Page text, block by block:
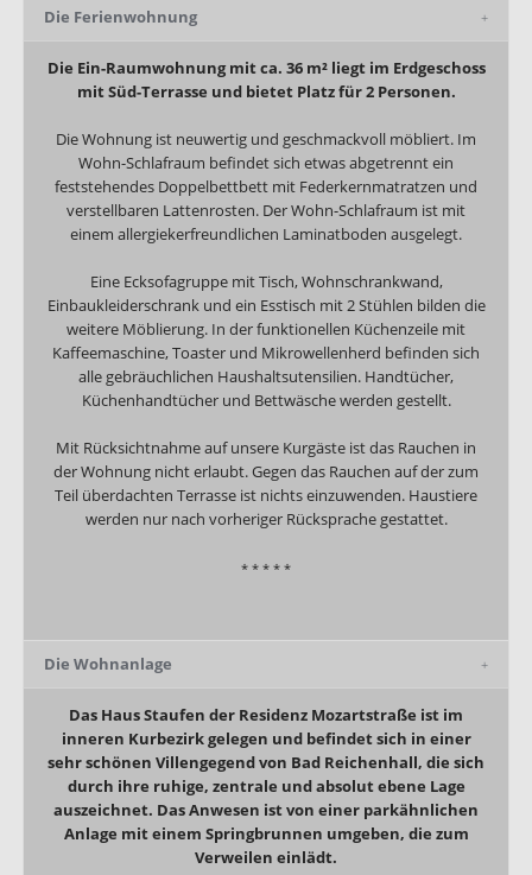
Die Ferienwohnung
Die Ein-Raumwohnung mit ca. 36 m² liegt im Erdgeschoss
mit Süd-Terrasse und bietet Platz für 2 Personen.
Die Wohnung ist neuwertig und geschmackvoll möbliert. Im
Wohn-Schlafraum befindet sich etwas abgetrennt ein
feststehendes Doppelbettbett mit Federkernmatratzen und
verstellbaren Lattenrosten. Der Wohn-Schlafraum ist mit
einem allergiekerfreundlichen Laminatboden ausgelegt.
Eine Ecksofagruppe mit Tisch, Wohnschrankwand,
Einbaukleiderschrank und ein Esstisch mit 2 Stühlen bilden die
weitere Möblierung. In der funktionellen Küchenzeile mit
Kaffeemaschine, Toaster und Mikrowellenherd befinden sich
alle gebräuchlichen Haushaltsutensilien. Handtücher,
Küchenhandtücher und Bettwäsche werden gestellt.
Mit Rücksichtnahme auf unsere Kurgäste ist das Rauchen in
der Wohnung nicht erlaubt. Gegen das Rauchen auf der zum
Teil überdachten Terrasse ist nichts einzuwenden. Haustiere
werden nur nach vorheriger Rücksprache gestattet.
* * * * *
Die Wohnanlage
Das Haus Staufen der Residenz Mozartstraße ist im
inneren Kurbezirk gelegen und befindet sich in einer
sehr schönen Villengegend von Bad Reichenhall, die sich
durch ihre ruhige, zentrale und absolut ebene Lage
auszeichnet. Das Anwesen ist von einer parkähnlichen
Anlage mit einem Springbrunnen umgeben, die zum
Verweilen einlädt.